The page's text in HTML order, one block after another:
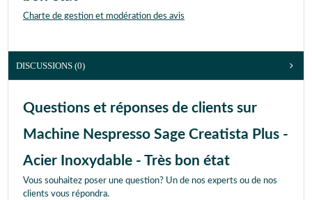
Charte de gestion et modération des avis
DISCUSSIONS (0)
Questions et réponses de clients sur
Machine Nespresso Sage Creatista Plus -
Acier Inoxydable - Très bon état
Vous souhaitez poser une question? Un de nos experts ou de nos
clients vous répondra.